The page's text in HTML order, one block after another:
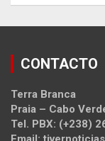
CONTACTO
Terra Branca
Praia – Cabo
Tel. PBX: (+238)